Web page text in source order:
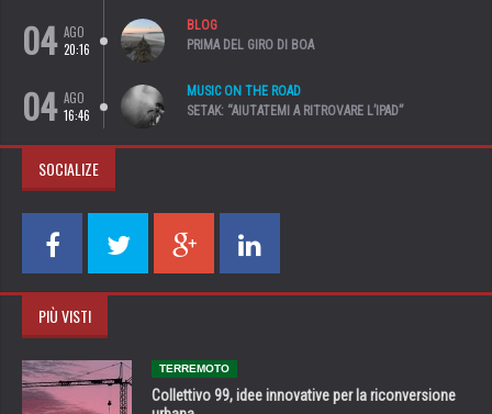
04 AGO
20:16
BLOG
PRIMA DEL GIRO DI BOA
04 AGO
16:46
MUSIC ON THE ROAD
SETAK: “AIUTATEMI A RITROVARE L’IPAD”
SOCIALIZE
PIÙ VISTI
TERREMOTO
Collettivo 99, idee innovative per la riconversione